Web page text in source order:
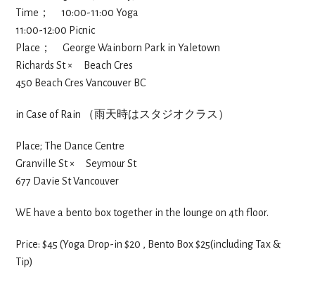
Time； 10:00-11:00 Yoga
11:00-12:00 Picnic
Place； George Wainborn Park in Yaletown
Richards St × Beach Cres
450 Beach Cres Vancouver BC
in Case of Rain （雨天時はスタジオクラス）
Place; The Dance Centre
Granville St × Seymour St
677 Davie St Vancouver
WE have a bento box together in the lounge on 4th floor.
Price: $45 (Yoga Drop-in $20 , Bento Box $25(including Tax &
Tip)